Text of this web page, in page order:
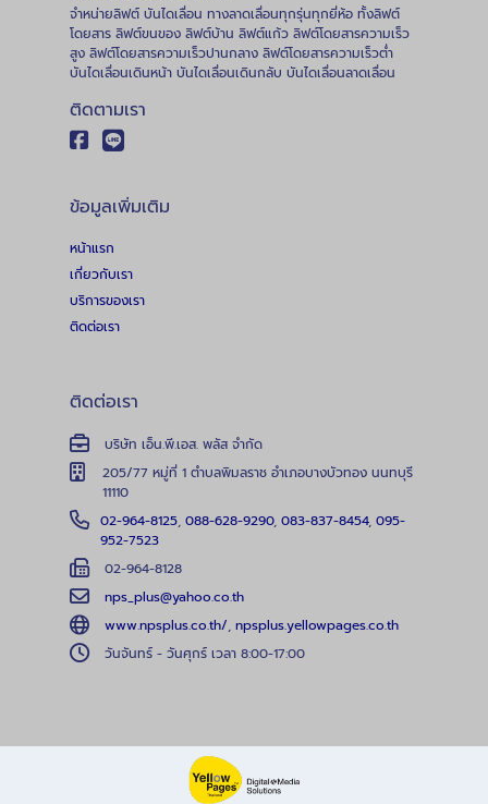
จำหน่ายลิฟต์ บันไดเลื่อน ทางลาดเลื่อนทุกรุ่นทุกยี่ห้อ ทั้งลิฟต์
โดยสาร ลิฟต์ขนของ ลิฟต์บ้าน ลิฟต์แก้ว ลิฟต์โดยสารความเร็ว
สูง ลิฟต์โดยสารความเร็วปานกลาง ลิฟต์โดยสารความเร็วต่ำ
บันไดเลื่อนเดินหน้า บันไดเลื่อนเดินกลับ บันไดเลื่อนลาดเลื่อน
ติดตามเรา
ข้อมูลเพิ่มเติม
หน้าแรก
เกี่ยวกับเรา
บริการของเรา
ติดต่อเรา
ติดต่อเรา
บริษัท เอ็น.พี.เอส. พลัส จำกัด
205/77 หมู่ที่ 1 ตำบลพิมลราช อำเภอบางบัวทอง นนทบุรี
11110
02-964-8125, 088-628-9290, 083-837-8454, 095-
952-7523
02-964-8128
nps_plus@yahoo.co.th
www.npsplus.co.th/, npsplus.yellowpages.co.th
วันจันทร์ - วันศุกร์ เวลา 8:00-17:00